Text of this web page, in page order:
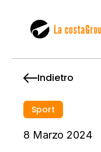
Indietro
Sport
8 Marzo 2024